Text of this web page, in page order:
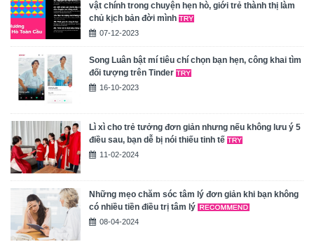
vật chính trong chuyện hẹn hò, giới trẻ thành thị làm
chủ kịch bản đời mình
07-12-2023
Song Luân bật mí tiêu chí chọn bạn hẹn, công khai tìm
đối tượng trên Tinder
16-10-2023
Lì xì cho trẻ tưởng đơn giản nhưng nếu không lưu ý 5
điều sau, bạn dễ bị nói thiếu tinh tế
11-02-2024
Những mẹo chăm sóc tâm lý đơn giản khi bạn không
có nhiều tiền điều trị tâm lý
08-04-2024